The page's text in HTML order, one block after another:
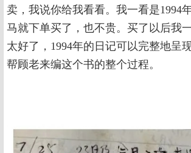
卖，我说你给我看看。我一看是1994
马就下单买了，也不贵。买了以后我
太好了，1994年的日记可以完整地呈
帮顾老来编这个书的整个过程。